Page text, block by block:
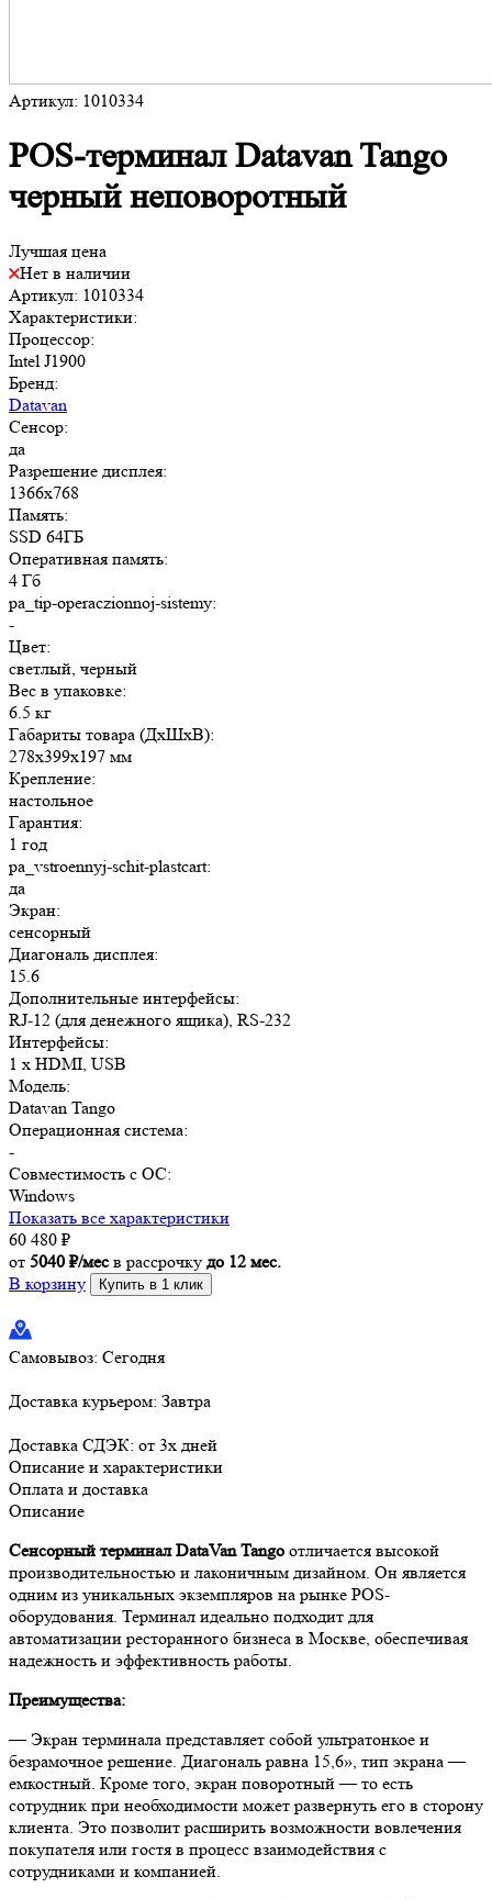
Артикул: 1010334
POS-терминал Datavan Tango
черный неповоротный
Лучшая цена
Нет в наличии
Артикул: 1010334
Характеристики:
Процессор:
Intel J1900
Бренд:
Datavan
Сенсор:
да
Разрешение дисплея:
1366x768
Память:
SSD 64ГБ
Оперативная память:
4 Гб
pa_tip-operaczionnoj-sistemy:
-
Цвет:
светлый, черный
Вес в упаковке:
6.5 кг
Габариты товара (ДxШxВ):
278x399x197 мм
Крепление:
настольное
Гарантия:
1 год
pa_vstroennyj-schit-plastcart:
да
Экран:
сенсорный
Диагональ дисплея:
15.6
Дополнительные интерфейсы:
RJ-12 (для денежного ящика), RS-232
Интерфейсы:
1 x HDMI, USB
Модель:
Datavan Tango
Операционная система:
-
Совместимость с ОС:
Windows
Показать все характеристики
60 480 ₽
от 5040 ₽/месв рассрочку до 12 мес.
В корзину
Купить в 1 клик
Самовывоз: Сегодня
Доставка курьером: Завтра
Доставка СДЭК: от 3х дней
Описание и характеристики
Оплата и доставка
Описание
Сенсорный терминал DataVan Tango отличается высокой
производительностью и лаконичным дизайном. Он является
одним из уникальных экземпляров на рынке POS-
оборудования. Терминал идеально подходит для
автоматизации ресторанного бизнеса в Москве, обеспечивая
надежность и эффективность работы.
Преимущества:
— Экран терминала представляет собой ультратонкое и
безрамочное решение. Диагональ равна 15,6», тип экрана —
емкостный. Кроме того, экран поворотный — то есть
сотрудник при необходимости может развернуть его в сторону
клиента. Это позволит расширить возможности вовлечения
покупателя или гостя в процесс взаимодействия с
сотрудниками и компанией.